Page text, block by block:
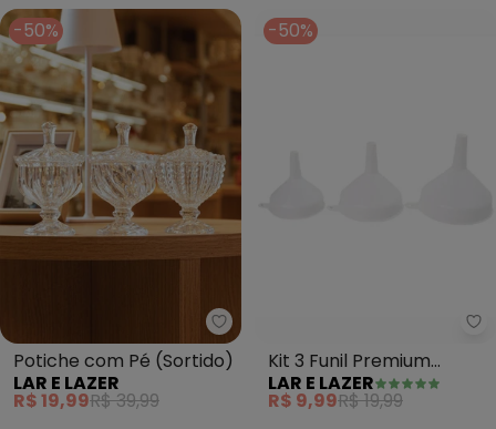
-50%
Lar e Lazer - Potiche com Pé
Potiche com Pé (Sortido)
LAR E LAZER
R$ 19,99R$ 39,99
-50%
Kit 3 Funil Premium
(Branco)
LAR E LAZER
R$ 9,99R$ 19,99